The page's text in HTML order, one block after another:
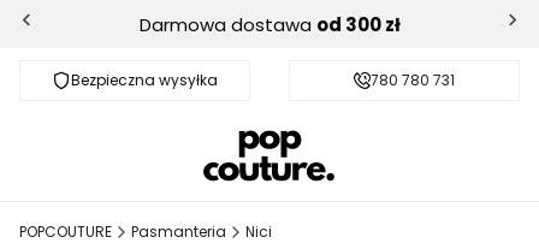
Darmowa dostawa od 300 zł
Bezpieczna wysyłka Darmowa dostawa od 300 zł
780 780 731
POPCOUTURE Pasmanteria Nici